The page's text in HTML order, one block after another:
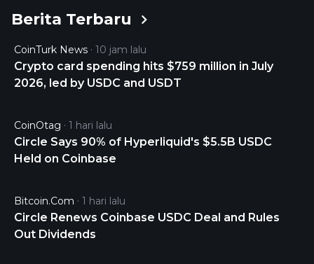
USDC is 0.99987861 USD and is up -0.00 over the
market(s) with $3,400,804,894.60 traded over the
last 24 hours. More information can be found at
https://www.circle.com/en/usdc.
Berita Terbaru
CoinTurk News 10 jam lalu
Crypto card spending hits $759 million in July
2026, led by USDC and USDT
CoinOtag 1 hari lalu
Circle Says 90% of Hyperliquid's $5.5B USDC
Held on Coinbase
Bitcoin.com 1 hari lalu
Circle Renews Coinbase USDC Deal and Rules
Out Dividends